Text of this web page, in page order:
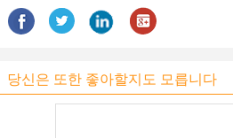
당신은 또한 좋아할지도 모릅니다